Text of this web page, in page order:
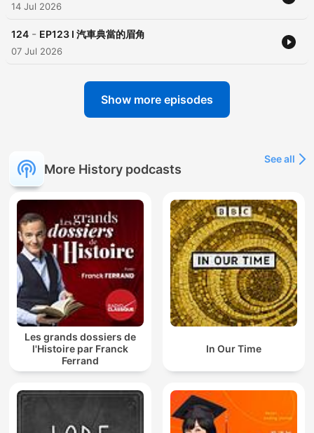
14 Jul 2026
124 - EP123 I 汽車典當的眉角
07 Jul 2026
Show more episodes
More History podcasts
See all
Les grands dossiers de
l'Histoire par Franck
Ferrand
In Our Time